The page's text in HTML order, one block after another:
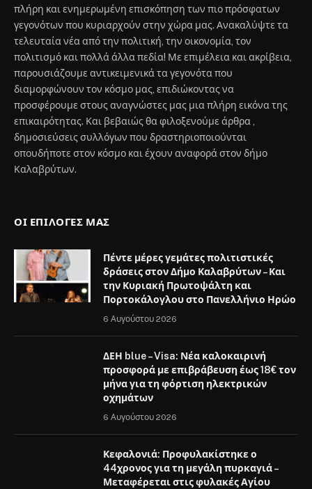
πλήρη και ενημερωμένη επισκόπηση των πιο πρόσφατων
γεγονότων που κυριαρχούν στην χώρα μας. Ανακαλύψτε τα
τελευταία νέα από την πολιτική, την οικονομία, τον
πολιτισμό και πολλά άλλα πεδία! Με επιμέλεια και ακρίβεια,
παρουσιάζουμε αντικειμενικά τα γεγονότα που
διαμορφώνουν τον κόσμο μας, επιδιώκοντας να
προσφέρουμε στους αναγνώστες μας μια πλήρη εικόνα της
επικαιρότητας. Και βεβαιώς θα φιλοξενούμε άρθρα ,
δημοσιεύσεις συλλόγων που δραστηριοποιούνται
οπουδήποτε στον κόσμο και έχουν αναφορά στον δήμο
Καλαβρύτων.
ΟΙ ΕΠΙΛΟΓΈΣ ΜΑΣ
Πέντε μέρες γεμάτες πολιτιστικές
δράσεις στον Δήμο Καλαβρύτων – Και
την Κυριακή Πρωτοψάλτη και
Πορτοκάλογλου στο Πανελλήνιο Ηρώο
6 Αυγούστου 2026
ΔΕΗ blue – Visa: Νέα καλοκαιρινή
προσφορά με επιβράβευση έως 18€ τον
μήνα για τη φόρτιση ηλεκτρικών
οχημάτων
6 Αυγούστου 2026
Κεφαλονιά: Προφυλακίστηκε ο
44χρονος για τη μεγάλη πυρκαγιά –
Μεταφέρεται στις φυλακές Αγίου